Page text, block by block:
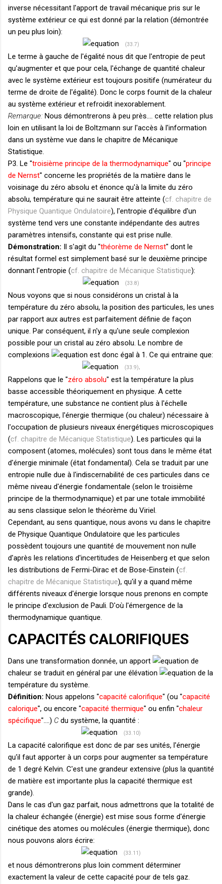
inverse nécessitant l'apport de travail mécanique pris sur le
système extérieur ce qui est donné par la relation (démontrée
un peu plus loin):
(33.7)
Le terme à gauche de l'égalité nous dit que l'entropie de peut
qu'augmenter et que pour cela, l'échange de quantité chaleur
avec le système extérieur est toujours positife (numérateur du
terme de droite de l'égalité). Donc le corps fournit de la chaleur
au système extérieur et refroidit inexorablement.
Remarque: Nous démontrerons à peu près.... cette relation plus
loin en utilisant la loi de Boltzmann sur l'accès à l'information
dans un système vue dans le chapitre de Mécanique
Statistique.
P3. Le "troisième principe de la thermodynamique" ou "principe
de Nernst" concerne les propriétés de la matière dans le
voisinage du zéro absolu et énonce qu'à la limite du zéro
absolu, température qui ne saurait être atteinte (cf. chapitre de
Physique Quantique Ondulatoire), l'entropie d'équilibre d'un
système tend vers une constante indépendante des autres
paramètres intensifs, constante qui est prise nulle.
Démonstration: Il s'agit du "théorème de Nernst" dont le
résultat formel est simplement basé sur le deuxième principe
donnant l'entropie (cf. chapitre de Mécanique Statistique):
(33.8)
Nous voyons que si nous considérons un cristal à la
température du zéro absolu, la position des particules, les unes
par rapport aux autres est parfaitement définie de façon
unique. Par conséquent, il n'y a qu'une seule complexion
possible pour un cristal au zéro absolu. Le nombre de
complexions
est donc égal à 1. Ce qui entraine que:
(33.9).
Rappelons que le "zéro absolu" est la température la plus
basse accessible théoriquement en physique. A cette
température, une substance ne contient plus à l'échelle
macroscopique, l'énergie thermique (ou chaleur) nécessaire à
l'occupation de plusieurs niveaux énergétiques microscopiques
(cf. chapitre de Mécanique Statistique). Les particules qui la
composent (atomes, molécules) sont tous dans le même état
d'énergie minimale (état fondamental). Cela se traduit par une
entropie nulle due à l'indiscernabilité de ces particules dans ce
même niveau d'énergie fondamentale (selon le troisième
principe de la thermodynamique) et par une totale immobilité
au sens classique selon le théorème du Viriel.
Cependant, au sens quantique, nous avons vu dans le chapitre
de Physique Quantique Ondulatoire que les particules
possèdent toujours une quantité de mouvement non nulle
d'après les relations d'incertitudes de Heisenberg et que selon
les distributions de Fermi-Dirac et de Bose-Einstein (cf.
chapitre de Mécanique Statistique), qu'il y a quand même
différents niveaux d'énergie lorsque nous prenons en compte
le principe d'exclusion de Pauli. D'où l'émergence de la
thermodynamique quantique.
CAPACITÉS CALORIFIQUES
Dans une transformation donnée, un apport
de
chaleur se traduit en général par une élévation
de la
température du système.
Définition: Nous appelons "capacité calorifique" (ou "capacité
calorique", ou encore "capacité thermique" ou enfin "chaleur
spécifique"....) C du système, la quantité :
(33.10)
La capacité calorifique est donc de par ses unités, l'énergie
qu'il faut apporter à un corps pour augmenter sa température
de 1 degré Kelvin. C'est une grandeur extensive (plus la quantité
de matière est importante plus la capacité thermique est
grande).
Dans le cas d'un gaz parfait, nous admettrons que la totalité de
la chaleur échangée (énergie) est mise sous forme d'énergie
cinétique des atomes ou molécules (énergie thermique), donc
nous pouvons alors écrire:
(33.11)
et nous démontrerons plus loin comment déterminer
exactement la valeur de cette capacité pour de tels gaz.